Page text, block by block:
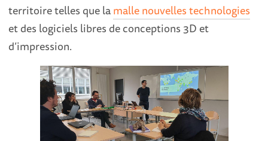
territoire telles que lamalle nouvelles technologies
et des logiciels libres de conceptions 3D et
d’impression.